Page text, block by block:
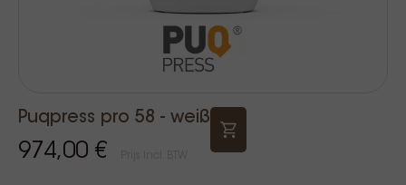
Puqpress pro 58 - weiß
974,00 €